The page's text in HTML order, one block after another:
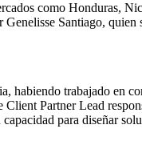
como Honduras,
Santiago,
habiendo trabajado
Partner Lead
para diseñar